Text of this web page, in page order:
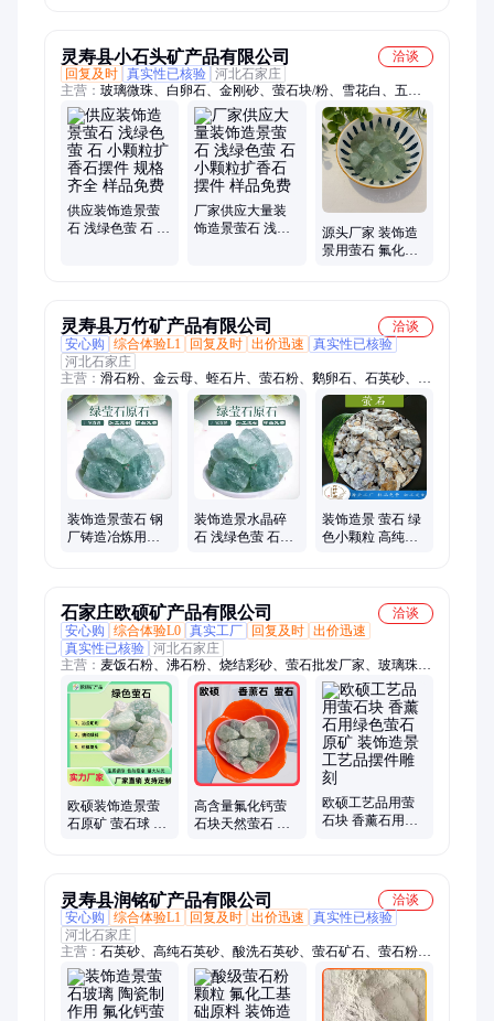
灵寿县小石头矿产品有限公司
洽谈
回复及时 真实性已核验 河北石家庄
主营： 玻璃微珠、白卵石、金刚砂、萤石块/粉、雪花白、五彩
石、天然彩砂、天然岩片、云母粉/片、异性玻璃微珠、彩色玻
璃砂、贝壳彩片、重钙粉、彩石、胶粘石骨料、透水地坪骨料、
水磨石骨料、大玻璃块、岩片、超细蛭石粉
供应装饰造景萤
石 浅绿色萤 石 小
厂家供应大量装
饰造景萤石 浅绿
源头厂家 装饰造
景用萤石 氟化钙
灵寿县万竹矿产品有限公司
洽谈
安心购
综合体验L1 回复及时 出价迅速
真实性已核验
河北石家庄
主营： 滑石粉、金云母、蛭石片、萤石粉、鹅卵石、石英砂、杨
木粉、胶粘石、膨润土、蛭石粉、高铝粉、水洗沙、木粉60目、
30目漂珠、硅藻土、电气石、孵化蛭石、生物质颗粒、贝壳彩
片、氧化铁颜料、生铁粉、高岭土、白云母、沸石、漂珠
装饰造景萤石 钢
厂铸造冶炼用氟
装饰造景水晶碎
石 浅绿色萤 石高
装饰造景 萤石 绿
色小颗粒 高纯高
石家庄欧硕矿产品有限公司
洽谈
安心购
综合体验L0 真实工厂 回复及时 出价迅速
真实性已核验 河北石家庄
主营： 麦饭石粉、沸石粉、烧结彩砂、萤石批发厂家、玻璃珠、
鹅卵石、彩色石子、稻壳粉、网红砂、贝壳彩片
欧硕装饰造景萤
石原矿 萤石球 萤
高含量氟化钙萤
石块天然萤石 工
欧硕工艺品用萤
石块 香薰石用绿
灵寿县润铭矿产品有限公司
洽谈
安心购
综合体验L1 回复及时 出价迅速
真实性已核验
河北石家庄
主营： 石英砂、高纯石英砂、酸洗石英砂、萤石矿石、萤石粉、
石膏粉、脱硫石膏粉、蓝晶石粉、电气石粉、石英坩埚、四氧化
三铁、水处理矿粉、还原铁粉、一次还原铁粉、二次还原铁粉、
水处理铁粉、磁粉、雾化铁粉、硅灰石粉、木质纤维、锆英砂、